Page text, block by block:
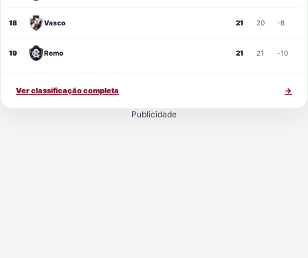
18 Vasco 21 20 -8
19 Remo 21 21 -10
Ver classificação completa →
Publicidade